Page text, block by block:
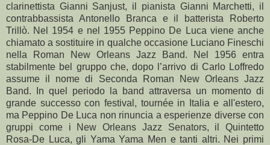
clarinettista Gianni Sanjust, il pianista Gianni Marchetti, il
contrabbassista Antonello Branca e il batterista Roberto
Trillò. Nel 1954 e nel 1955 Peppino De Luca viene anche
chiamato a sostituire in qualche occasione Luciano Fineschi
nella Roman New Orleans Jazz Band. Nel 1956 entra
stabilmente bel gruppo che, dopo l’arrivo di Carlo Loffredo
assume il nome di Seconda Roman New Orleans Jazz
Band. In quel periodo la band attraversa un momento di
grande successo con festival, tournée in Italia e all'estero,
ma Peppino De Luca non rinuncia a esperienze diverse con
gruppi come i New Orleans Jazz Senators, il Quintetto
Rosa-De Luca, gli Yama Yama Men e tanti altri. Nei primi